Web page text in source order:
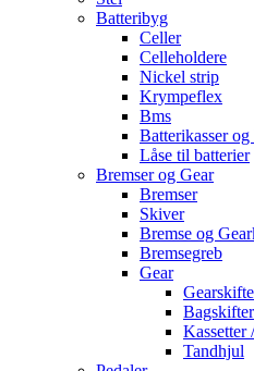
Batteribyg
Celler
Celleholdere
Nickel strip
Krympeflex
Bms
Batterikasser
Låse til batterier
Bremser og Gear
Bremser
Skiver
Bremse og
Bremsegreb
Gear
Bagskifter
Kassetter
Tandhjul